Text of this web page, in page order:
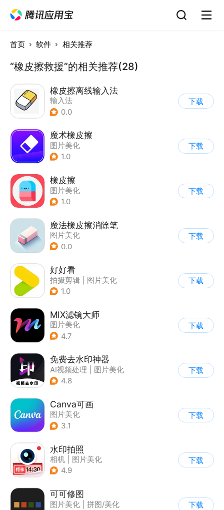
首页 软件 相关推荐
“橡皮擦救援”的相关推荐(28)
橡皮擦离线输入法
输入法
0.0
下载
魔术橡皮擦
图片美化
1.0
下载
橡皮擦
图片美化
1.0
下载
魔法橡皮擦消除笔
图片美化
0.0
下载
好好看
拍摄剪辑
图片美化
1.0
下载
MIX滤镜大师
图片美化
4.7
下载
免费去水印神器
AI视频处理
图片美化
4.8
下载
Canva可画
图片美化
3.1
下载
水印拍照
相机
图片美化
4.9
下载
可可修图
图片美化
拼图/美化
下载